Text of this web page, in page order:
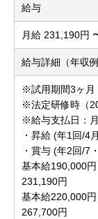
給与
月給 231,190円
給与詳細（年収
※試用期間3ヶ月
※法定研修時（
※給与支払日：
・昇給 (年1回/4
・賞与 (年2回/7
基本給190,000
231,190円
基本給220,000
267,700円